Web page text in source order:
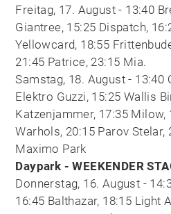
Freitag, 17. August - 13:40
Giantree, 15:25 Dispatch,
Yellowcard, 18:55
21:45 Patrice, 23:15 Mia.
Samstag, 18. August - 13:40
Elektro Guzzi, 15:25 Wallis
Katzenjammer, 17:35 Milow,
Warhols, 20:15 Parov Stelar,
Maximo Park
Daypark - WEEKENDER
Donnerstag, 16. August -
16:45 Balthazar, 18:15 Light